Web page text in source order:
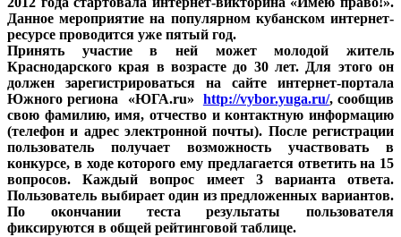
Данное мероприятие на популярном кубанском интернет-
ресурсе проводится уже пятый год.
Принять участие в ней может молодой житель
Краснодарского края в возрасте до 30 лет. Для этого он
должен зарегистрироваться на сайте интернет-портала
Южного региона «ЮГА.ru» http://vybor.yuga.ru/, сообщив
свою фамилию, имя, отчество и контактную информацию
(телефон и адрес электронной почты). После регистрации
пользователь получает возможность участвовать в
конкурсе, в ходе которого ему предлагается ответить на 15
вопросов. Каждый вопрос имеет 3 варианта ответа.
Пользователь выбирает один из предложенных вариантов.
По окончании теста результаты пользователя
фиксируются в общей рейтинговой таблице.